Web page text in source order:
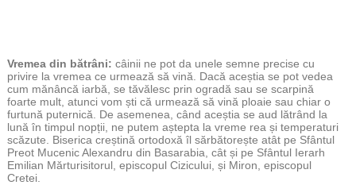
Vremea din bătrâni: câinii ne pot da unele semne precise cu
privire la vremea ce urmează să vină. Dacă aceștia se pot vedea
cum mănâncă iarbă, se tăvălesc prin ogradă sau se scarpină
foarte mult, atunci vom ști că urmează să vină ploaie sau chiar o
furtună puternică. De asemenea, când aceștia se aud lătrând la
lună în timpul nopții, ne putem aștepta la vreme rea și temperaturi
scăzute. Biserica creștină ortodoxă îl sărbătorește atât pe Sfântul
Preot Mucenic Alexandru din Basarabia, cât și pe Sfântul Ierarh
Emilian Mărturisitorul, episcopul Cizicului, și Miron, episcopul
Cretei.